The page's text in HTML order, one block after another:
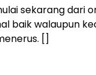
sekarang dari
baik walaupun
[]